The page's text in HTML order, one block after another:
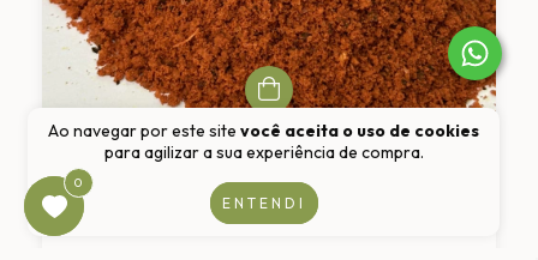
Ao navegar por este sitevocê aceita o uso de cookies
para agilizar a sua experiência de compra.
ENTENDI
R$8,90
0
0